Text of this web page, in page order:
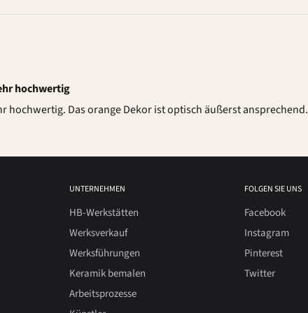
hochwertig
hochwertig. Das orange Dekor ist optisch äußerst ansprechend.
UNTERNEHMEN
HB-Werkstätten
Werksverkauf
Werksführungen
Keramik bemalen
Arbeitsprozesse
FOLGEN SIE UNS
Facebook
Instagram
Pinterest
Twitter